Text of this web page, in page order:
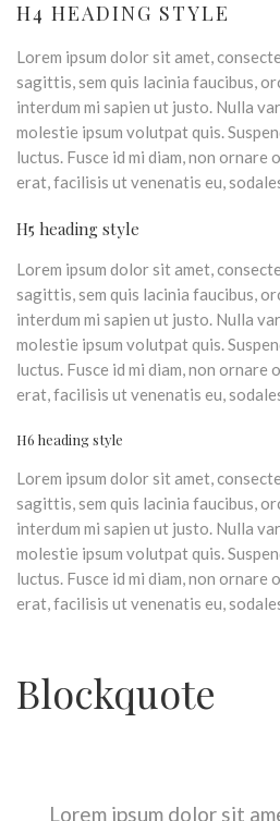
H4 HEADING STYLE
Lorem ipsum dolor sit amet,
sagittis, sem quis lacinia faucibus,
interdum mi sapien ut justo. Nulla
molestie ipsum volutpat quis.
luctus. Fusce id mi diam, non ornare
erat, facilisis ut venenatis eu,
H5 heading style
Lorem ipsum dolor sit amet,
sagittis, sem quis lacinia faucibus,
interdum mi sapien ut justo. Nulla
molestie ipsum volutpat quis.
luctus. Fusce id mi diam, non ornare
erat, facilisis ut venenatis eu,
H6 heading style
Lorem ipsum dolor sit amet,
sagittis, sem quis lacinia faucibus,
interdum mi sapien ut justo. Nulla
molestie ipsum volutpat quis.
luctus. Fusce id mi diam, non ornare
erat, facilisis ut venenatis eu,
Blockquote
Lorem ipsum dolor sit